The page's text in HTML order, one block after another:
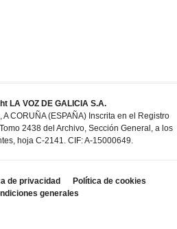
LA VOZ DE GALICIA S.A.
CORUÑA (ESPAÑA) Inscrita en el Registro
2438 del Archivo, Sección General, a los
hoja C-2141. CIF: A-15000649.
de privacidad
Política de cookies
generales